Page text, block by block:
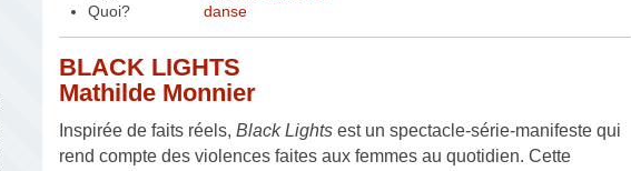
Quoi?
danse
BLACK LIGHTS
Mathilde Monnier
Inspirée de faits réels, Black Lights est un spectacle-série-manifeste qui
rend compte des violences faites aux femmes au quotidien. Cette